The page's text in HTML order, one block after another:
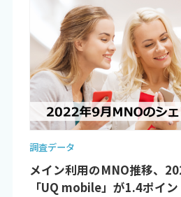
調査データ
メイン利用のMNO推移、
「UQ mobile」が1.4ポイ